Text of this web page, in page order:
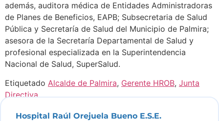
además, auditora médica de Entidades Administradoras
de Planes de Beneficios, EAPB; Subsecretaria de Salud
Pública y Secretaría de Salud del Municipio de Palmira;
asesora de la Secretaría Departamental de Salud y
profesional especializada en la Superintendencia
Nacional de Salud, SuperSalud.
Etiquetado Alcalde de Palmira, Gerente HROB, Junta
Directiva
Hospital Raúl Orejuela Bueno E.S.E.